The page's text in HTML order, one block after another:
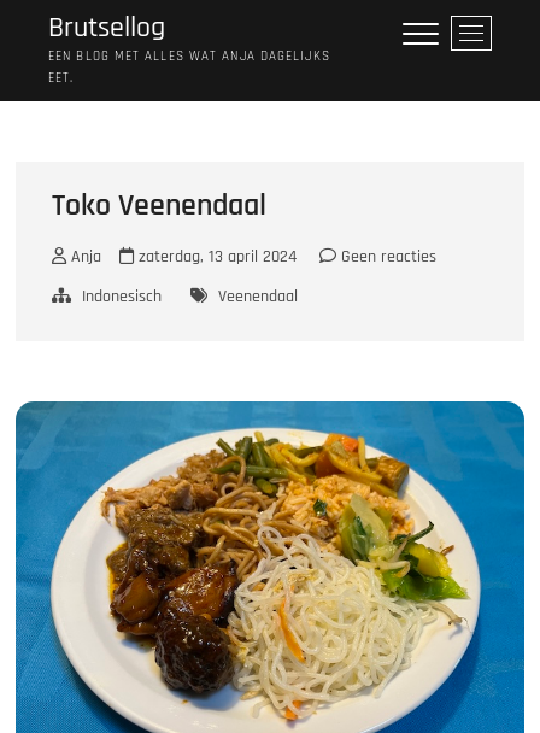
Brutsellog
EEN BLOG MET ALLES WAT ANJA DAGELIJKS
EET.
M
e
Toko Veenendaal
Anja zaterdag, 13 april 2024
Geen reacties
Indonesisch
Veenendaal